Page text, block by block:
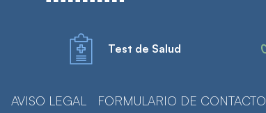
Test de Salud
AVISO LEGAL FORMULARIO DE CONTACTO